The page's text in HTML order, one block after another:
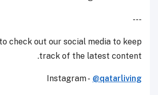
---
check out our social media to keep
track of the latest content.
Instagram - @qatarliving